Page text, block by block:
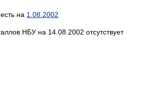
на 1.08.2002
НБУ на 14.08.2002 отсутствует